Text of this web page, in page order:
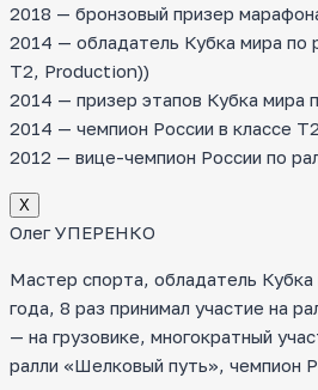
2018 — бронзовый призер
2014 — обладатель Кубка мира по
T2, Production))
2014 — призер этапов Кубка мира
2014 — чемпион России в классе Т2
2012 — вице-чемпион России по
Х
Олег УПЕРЕНКО
Мастер спорта, обладатель
года, 8 раз принимал участие на
— на грузовике, многократный
ралли «Шелковый путь», чемпион